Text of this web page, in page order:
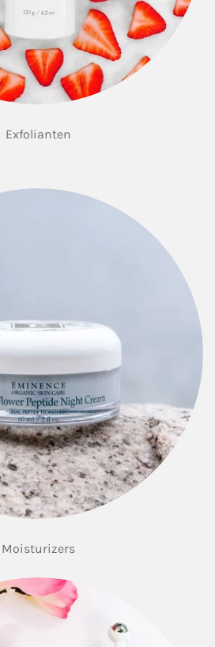
Exfolianten
Moisturizers